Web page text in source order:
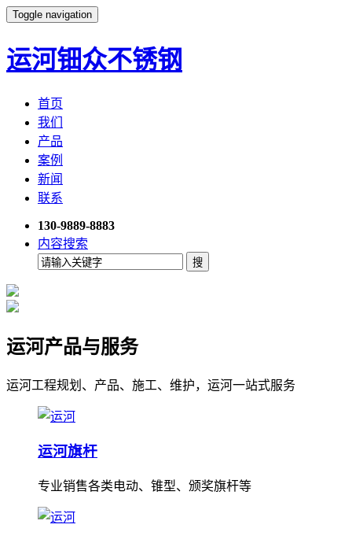
Toggle navigation
运河钿众不锈钢
首页
我们
产品
案例
新闻
联系
130-9889-8883
内容搜索
运河产品与服务
运河工程规划、产品、施工、维护，运河一站式服务
运河旗杆
专业销售各类电动、锥型、颁奖旗杆等